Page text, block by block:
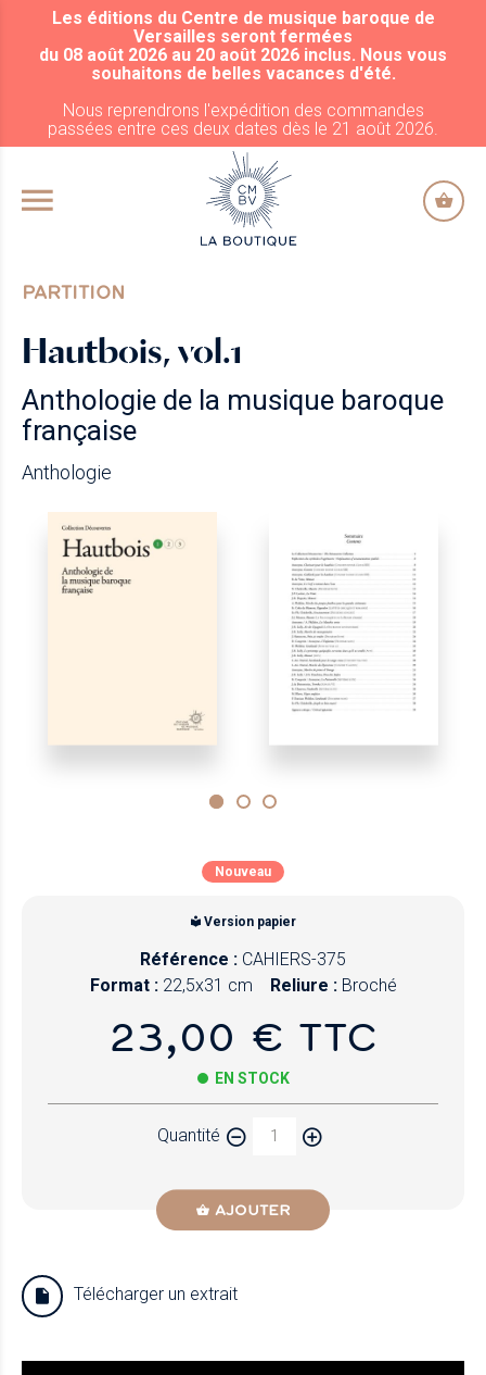
ALLER AU CONTENU PRINCIPAL
Les éditions du Centre de musique baroque de
Versailles seront fermées
du 08 août 2026 au 20 août 2026 inclus. Nous vous
souhaitons de belles vacances d'été.
Nous reprendrons l'expédition des commandes
passées entre ces deux dates dès le 21 août 2026.
PARTITION
Hautbois, vol.1
Anthologie de la musique baroque
française
Anthologie
Nouveau
Version papier
Référence : CAHIERS-375
Format : 22,5x31 cm Reliure : Broché
23,00 € TTC
EN STOCK
Quantité
AJOUTER
Télécharger un extrait